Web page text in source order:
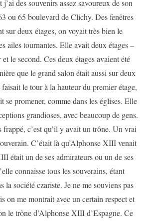
des souvenirs assez savoureux de son
ou 65 boulevard de Clichy. Des fenêtres
sur deux étages, on voyait très bien le
ailes tournantes. Elle avait deux étages –
le second. Ces deux étages avaient été
que le grand salon était aussi sur deux
le tour à la hauteur du premier étage,
se promener, comme dans les églises. Elle
grandioses, avec beaucoup de gens.
c’est qu’il y avait un trône. Un vrai
C’était là qu’Alphonse XIII venait
était un de ses admirateurs ou un de ses
connaisse tous les souverains, étant
la société czariste. Je ne me souviens pas
on me montrait avec un certain respect et
le trône d’Alphonse XIII d’Espagne. Ce